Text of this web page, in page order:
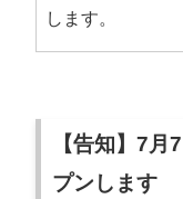
します。
【告知】7
プンします